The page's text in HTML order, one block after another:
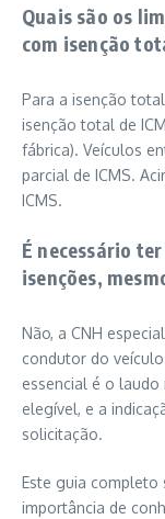
Quais são os
com isenção
Para a isenção
isenção total de
fábrica). Veículos
parcial de ICMS.
ICMS.
É necessário
isenções,
Não, a CNH
condutor do
essencial é o laudo
elegível, e a
solicitação.
Este guia completo
importância de